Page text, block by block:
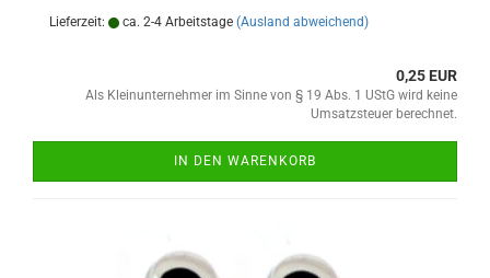
Lieferzeit: ca. 2-4 Arbeitstage (Ausland abweichend)
0,25 EUR
Als Kleinunternehmer im Sinne von § 19 Abs. 1 UStG wird keine
Umsatzsteuer berechnet.
IN DEN WARENKORB